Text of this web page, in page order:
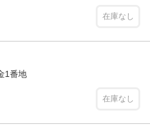
在庫なし
1番地
在庫なし